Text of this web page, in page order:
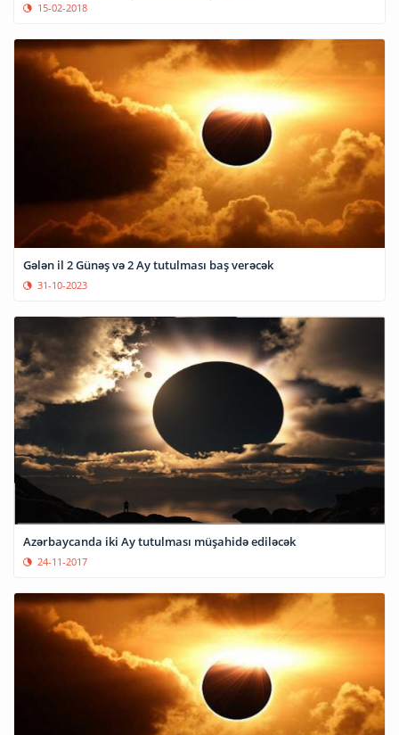
15-02-2018
Gələn il 2 Günəş və 2 Ay tutulması baş verəcək
31-10-2023
Azərbaycanda iki Ay tutulması müşahidə ediləcək
24-11-2017